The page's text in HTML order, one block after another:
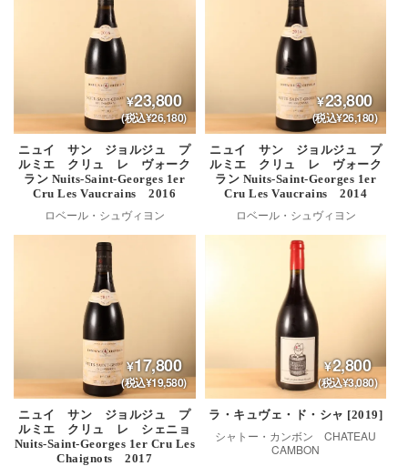
23,800
(税込¥26,180)
ニュイ サン ジョルジュ プ
ルミエ クリュ レ ヴォーク
ラン Nuits-Saint-Georges 1er
Cru Les Vaucrains 2016
ロベール・シュヴィヨン
23,800
(税込¥26,180)
ニュイ サン ジョルジュ プ
ルミエ クリュ レ ヴォーク
ラン Nuits-Saint-Georges 1er
Cru Les Vaucrains 2014
ロベール・シュヴィヨン
17,800
(税込¥19,580)
ニュイ サン ジョルジュ プ
ルミエ クリュ レ シェニョ
Nuits-Saint-Georges 1er Cru Les
Chaignots 2017
2,800
(税込¥3,080)
ラ・キュヴェ・ド・シャ [2019]
シャトー・カンボン CHATEAU
CAMBON